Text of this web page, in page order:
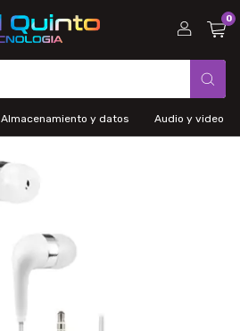
0
Almacenamiento y datos Audio y video